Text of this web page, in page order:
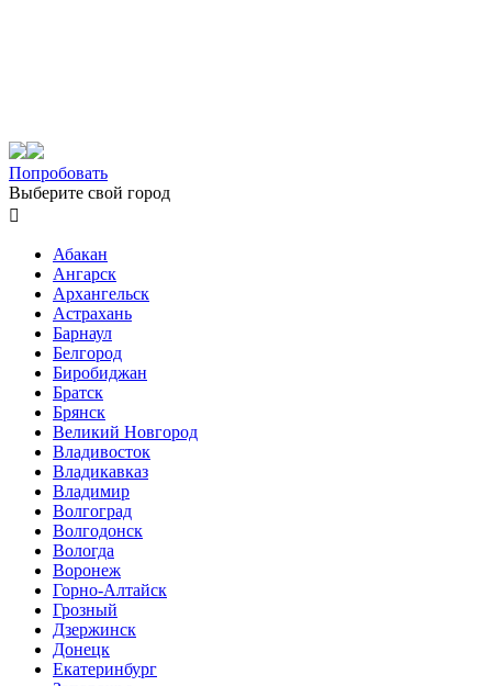
Попробовать
Выберите свой город

Абакан
Ангарск
Архангельск
Астрахань
Барнаул
Белгород
Биробиджан
Братск
Брянск
Великий Новгород
Владивосток
Владикавказ
Владимир
Волгоград
Волгодонск
Вологда
Воронеж
Горно-Алтайск
Грозный
Дзержинск
Донецк
Екатеринбург